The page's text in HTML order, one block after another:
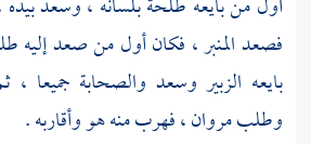
فصعد المنبر ، فكان أول من صعد إليه
بايعه الزبير وسعد والصحابة جميعا ،
وطلبمروان، فهرب منه هو وأقاربه .